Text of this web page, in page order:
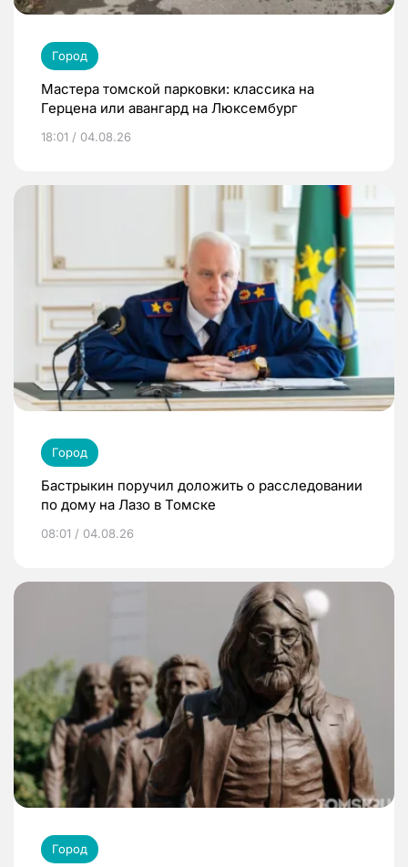
Город
Мастера томской парковки: классика на
Герцена или авангард на Люксембург
18:01 / 04.08.26
Город
Бастрыкин поручил доложить о расследовании
по дому на Лазо в Томске
08:01 / 04.08.26
Город